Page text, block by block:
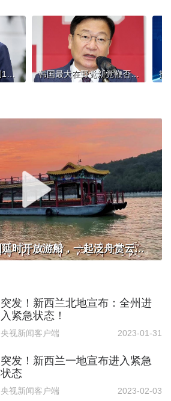
特朗普称美伊协议计划14日签署 韩国最大在野党新党鞭否认“亲尹”
北京多家市属公园延时开放游船，一起泛舟赏云霞！
突发！新西兰北地宣布：全州进
入紧急状态！
央视新闻客户端 2023-01-31
突发！新西兰一地宣布进入紧急
状态
央视新闻客户端 2023-02-03